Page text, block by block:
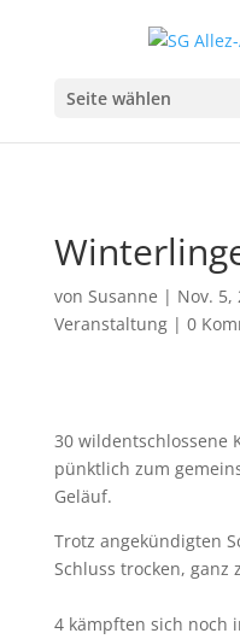
Seite wählen
von Susanne | Nov. 5,
Veranstaltung| 0
30 wildentschlossene
pünktlich zum
Geläuf.
Trotz angekündigten
Schluss trocken, ganz
4 kämpften sich noch